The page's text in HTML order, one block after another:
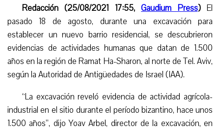
Redacción (25/08/2021 17:55,Gaudium Press)El
pasado 18 de agosto, durante una excavación para
establecer un nuevo barrio residencial, se descubrieron
evidencias de actividades humanas que datan de 1.500
años en la región de Ramat Ha-Sharon, al norte de Tel. Aviv,
según la Autoridad de Antigüedades de Israel (IAA).
“La excavación reveló evidencia de actividad agrícola-
industrial en el sitio durante el período bizantino, hace unos
1.500 años”, dijo Yoav Arbel, director de la excavación, en